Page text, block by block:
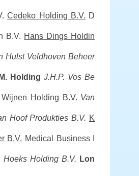
Cedeko Holding B.V. D
B.V. Hans Dings Holdin
Hulst Veldhoven Beheer
Holding J.H.P. Vos Be
Wijnen Holding B.V. Van
Hoof Produkties B.V. K
B.V. Medical Business I
Hoeks Holding B.V. Lon